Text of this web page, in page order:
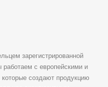
зарегистрированной
с европейскими и
создают продукцию